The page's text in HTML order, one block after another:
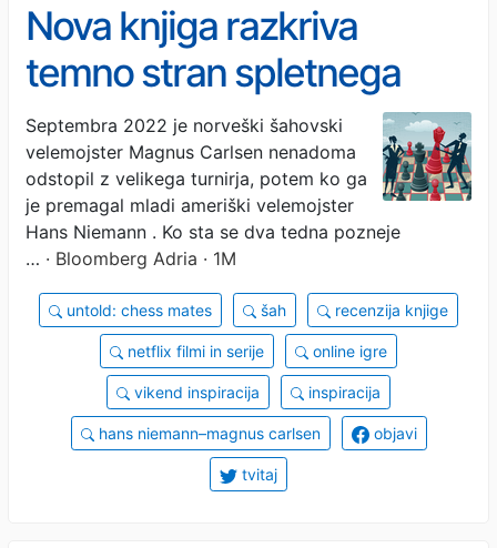
Nova knjiga razkriva
temno stran spletnega
šaha in spletnih prevar
Septembra 2022 je norveški šahovski
velemojster Magnus Carlsen nenadoma
odstopil z velikega turnirja, potem ko ga
je premagal mladi ameriški velemojster
Hans Niemann . Ko sta se dva tedna pozneje
… · Bloomberg Adria · 1M
untold: chess mates šah recenzija knjige
netflix filmi in serije online igre
vikend inspiracija inspiracija
hans niemann–magnus carlsen objavi
tvitaj